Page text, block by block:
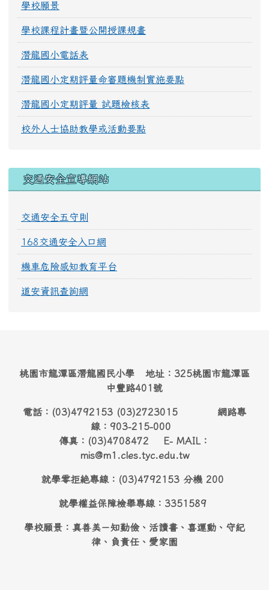
學校願景
學校課程計畫暨公開授課規畫
潛龍國小電話表
潛龍國小定期評量命審題機制實施要點
潛龍國小定期評量 試題檢核表
校外人士協助教學或活動要點
交通安全宣導網站
交通安全五守則
168交通安全入口網
機車危險感知教育平台
道安資訊查詢網
桃園市龍潭區潛龍國民小學 地址：325桃園市龍潭區
中豐路401號
電話：(03)4792153 (03)2723015 網路專
線：903-215-000
傳真：(03)4708472 E- MAIL：
mis@m1.cles.tyc.edu.tw
就學零拒絶專線：(03)4792153 分機 200
就學權益保障檢舉專線：3351589
學校願景：真善美－知勤儉、活讀書、喜運動、守紀
律、負責任、愛家園